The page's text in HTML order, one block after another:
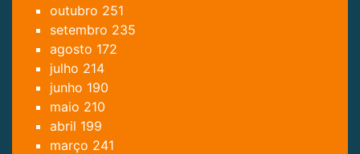
outubro 251
setembro 235
agosto 172
julho 214
junho 190
maio 210
abril 199
março 241